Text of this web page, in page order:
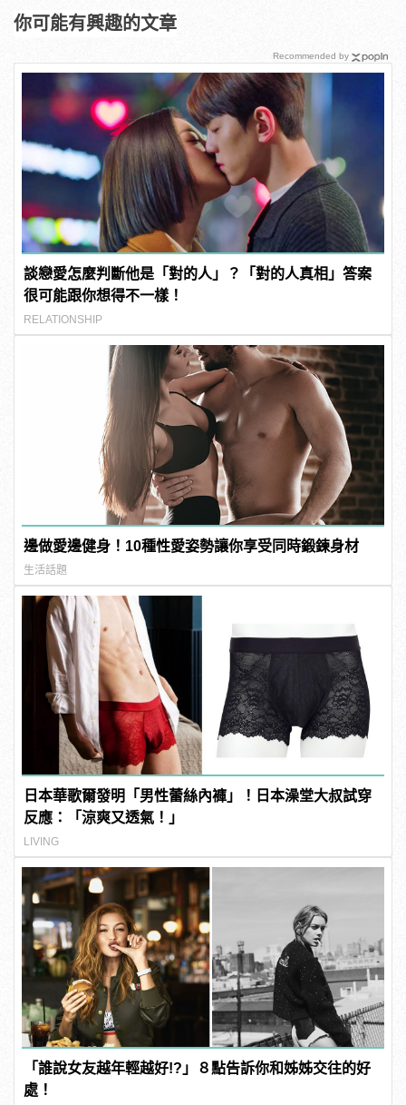
你可能有興趣的文章
談戀愛怎麼判斷他是「對的人」？「對的人真相」答案
很可能跟你想得不一樣！
RELATIONSHIP
邊做愛邊健身！10種性愛姿勢讓你享受同時鍛鍊身材
生活話題
日本華歌爾發明「男性蕾絲內褲」！日本澡堂大叔試穿
反應：「涼爽又透氣！」
LIVING
「誰說女友越年輕越好!?」８點告訴你和姊姊交往的好
處！
Recommended by